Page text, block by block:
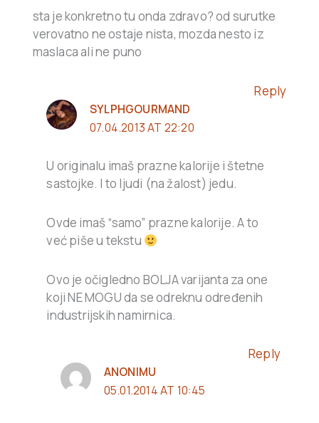
sta je konkretno tu onda zdravo? od surutke
verovatno ne ostaje nista, mozda nesto iz
maslaca ali ne puno
Reply
SYLPHGOURMAND
07.04.2013 AT 22:20
U originalu imaš prazne kalorije i štetne
sastojke. I to ljudi (na žalost) jedu.
Ovde imaš “samo” prazne kalorije. A to
već piše u tekstu
Ovo je očigledno BOLJA varijanta za one
koji NE MOGU da se odreknu određenih
industrijskih namirnica.
Reply
ANONIMU
05.01.2014 AT 10:45